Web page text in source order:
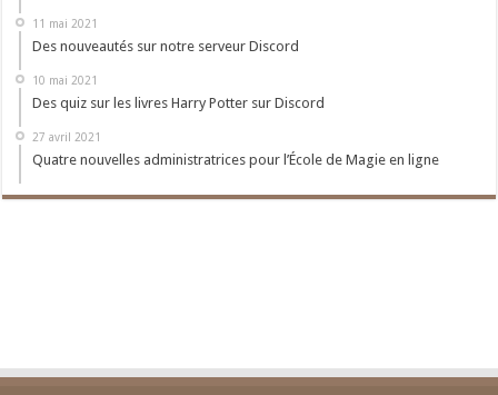
11 mai 2021
Des nouveautés sur notre serveur Discord
10 mai 2021
Des quiz sur les livres Harry Potter sur Discord
27 avril 2021
Quatre nouvelles administratrices pour l’École de Magie en ligne